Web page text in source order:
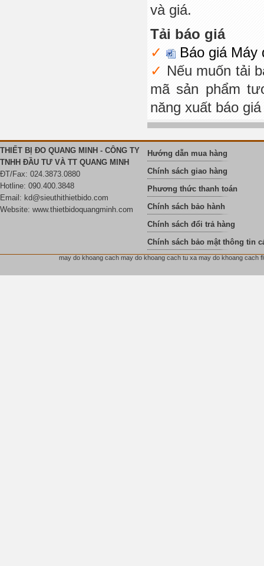
và giá.
Tải báo giá
Báo giá Máy
Nếu muốn tải
mã sản phẩm
năng xuất báo
THIẾT BỊ ĐO QUANG MINH - CÔNG TY
TNHH ĐẦU TƯ VÀ TT QUANG MINH
ĐT/Fax: 024.3873.0880
Hotline: 090.400.3848
Email: kd@sieuthithietbido.com
Website: www.thietbidoquangminh.com
Hướng dẫn mua hàng
Chính sách giao hàng
Phương thức thanh toán
Chính sách bảo hành
Chính sách đổi trả hàng
Chính sách bảo mật thông tin
may do khoang cach may do khoang cach tu xa may do khoang